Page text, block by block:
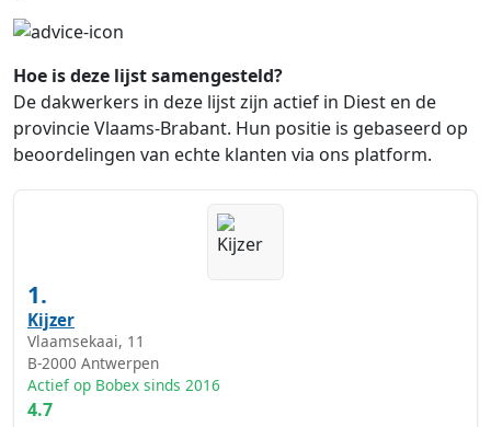
Hoe is deze lijst samengesteld?
De dakwerkers in deze lijst zijn actief in Diest en de
provincie Vlaams-Brabant. Hun positie is gebaseerd op
beoordelingen van echte klanten via ons platform.
1.
Kijzer
Vlaamsekaai, 11
B-2000 Antwerpen
Actief op Bobex sinds 2016
4.7